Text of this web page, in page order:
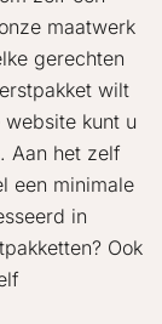
maatwerk
gerechten
wilt
kunt u
Aan het zelf
een minimale
in
Ook